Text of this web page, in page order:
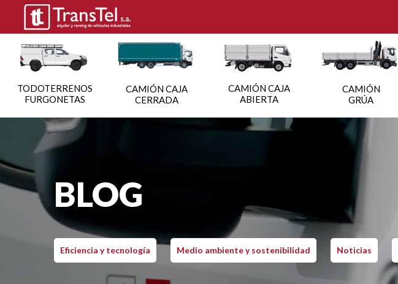
TODOTERRENOS
FURGONETAS
CAMIÓN CAJA
CERRADA
CAMIÓN CAJA
ABIERTA
CAMIÓN
GRÚA
BLOG
Eficiencia y tecnología Medio ambiente y sostenibilidad Noticias